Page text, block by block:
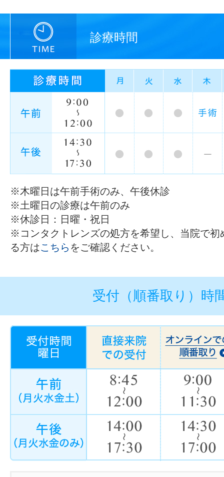
診療時間
※木曜日は午前手術のみ、午後休診
※土曜日の診療は午前のみ
※休診日：日曜・祝日
※コンタクトレンズの処方を希望し、当院で初
る方はこちら をご確認ください。
受付（順番取り）時